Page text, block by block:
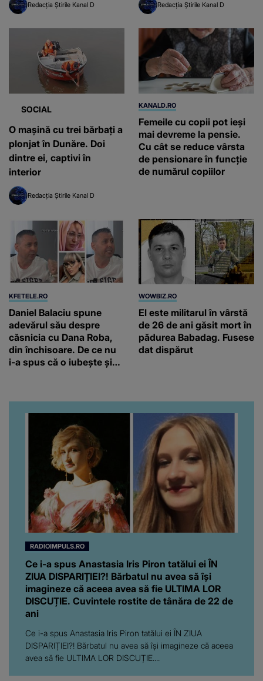
Redacția Știrile Kanal D Redacția Știrile Kanal D
SOCIAL
O mașină cu trei bărbați a
plonjat în Dunăre. Doi
dintre ei, captivi în
interior
Redacția Știrile Kanal D
KANALD.RO
Femeile cu copii pot ieși
mai devreme la pensie.
Cu cât se reduce vârsta
de pensionare în funcție
de numărul copiilor
KFETELE.RO
Daniel Balaciu spune
adevărul său despre
căsnicia cu Dana Roba,
din închisoare. De ce nu
i-a spus că o iubește și
“Am suflet mare. Eu am
ajutat-o.”
WOWBIZ.RO
El este militarul în vârstă
de 26 de ani găsit mort în
pădurea Babadag. Fusese
dat dispărut
RADIOIMPULS.RO
Ce i-a spus Anastasia Iris Piron tatălui ei ÎN
ZIUA DISPARIȚIEI?! Bărbatul nu avea să își
imagineze că aceea avea să fie ULTIMA LOR
DISCUȚIE. Cuvintele rostite de tânăra de 22 de
ani
Ce i-a spus Anastasia Iris Piron tatălui ei ÎN ZIUA
DISPARIȚIEI?! Bărbatul nu avea să își imagineze că aceea
avea să fie ULTIMA LOR DISCUȚIE....